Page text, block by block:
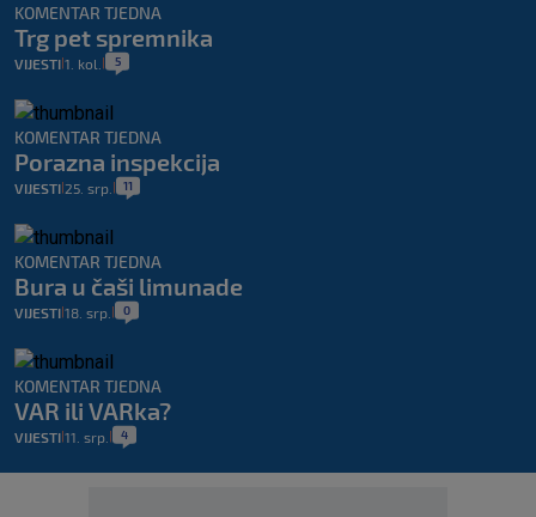
KOMENTAR TJEDNA
Trg pet spremnika
VIJESTI 1. kol. 5
KOMENTAR TJEDNA
Porazna inspekcija
VIJESTI 25. srp. 11
KOMENTAR TJEDNA
Bura u čaši limunade
VIJESTI 18. srp. 0
KOMENTAR TJEDNA
VAR ili VARka?
VIJESTI 11. srp. 4